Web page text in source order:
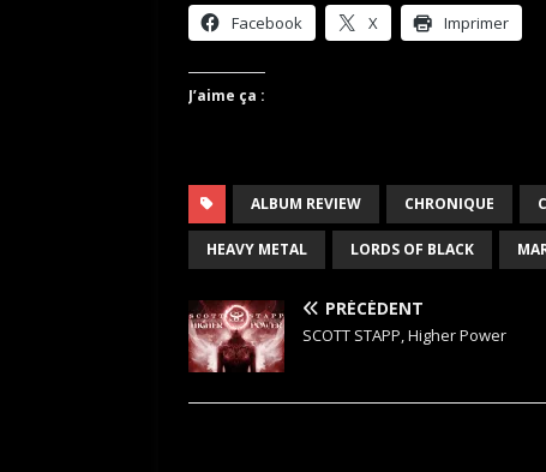
Facebook X Imprimer
J’aime ça :
ALBUM REVIEW CHRONIQUE
HEAVY METAL LORDS OF BLACK
PRÉCÉDENT
SCOTT STAPP, Higher Power